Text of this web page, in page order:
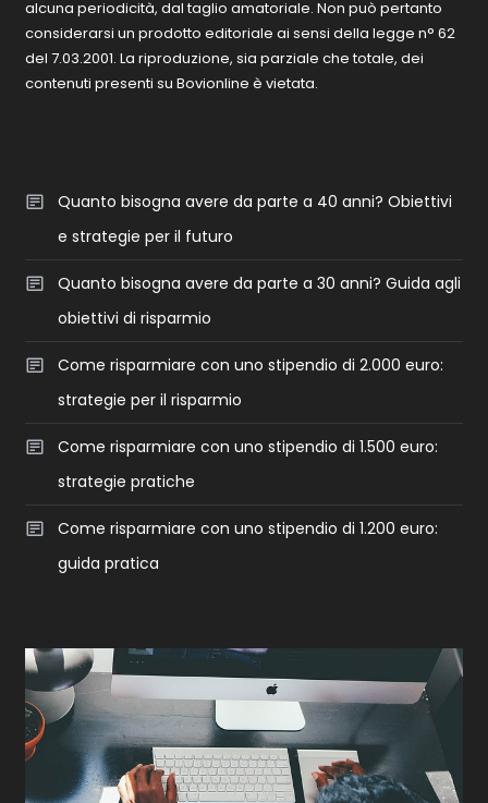
alcuna periodicità, dal taglio amatoriale. Non può pertanto
considerarsi un prodotto editoriale ai sensi della legge n° 62
del 7.03.2001. La riproduzione, sia parziale che totale, dei
contenuti presenti su Bovionline è vietata.
Quanto bisogna avere da parte a 40 anni? Obiettivi
e strategie per il futuro
Quanto bisogna avere da parte a 30 anni? Guida agli
obiettivi di risparmio
Come risparmiare con uno stipendio di 2.000 euro:
strategie per il risparmio
Come risparmiare con uno stipendio di 1.500 euro:
strategie pratiche
Come risparmiare con uno stipendio di 1.200 euro:
guida pratica